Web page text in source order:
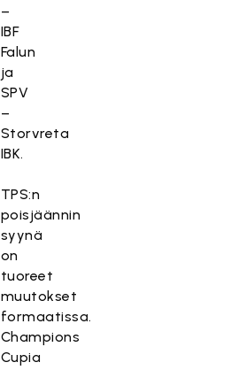
–
IBF
Falun
ja
SPV
–
Storvreta
IBK.
TPS:n
poisjäännin
syynä
on
tuoreet
muutokset
formaatissa.
Champions
Cupia